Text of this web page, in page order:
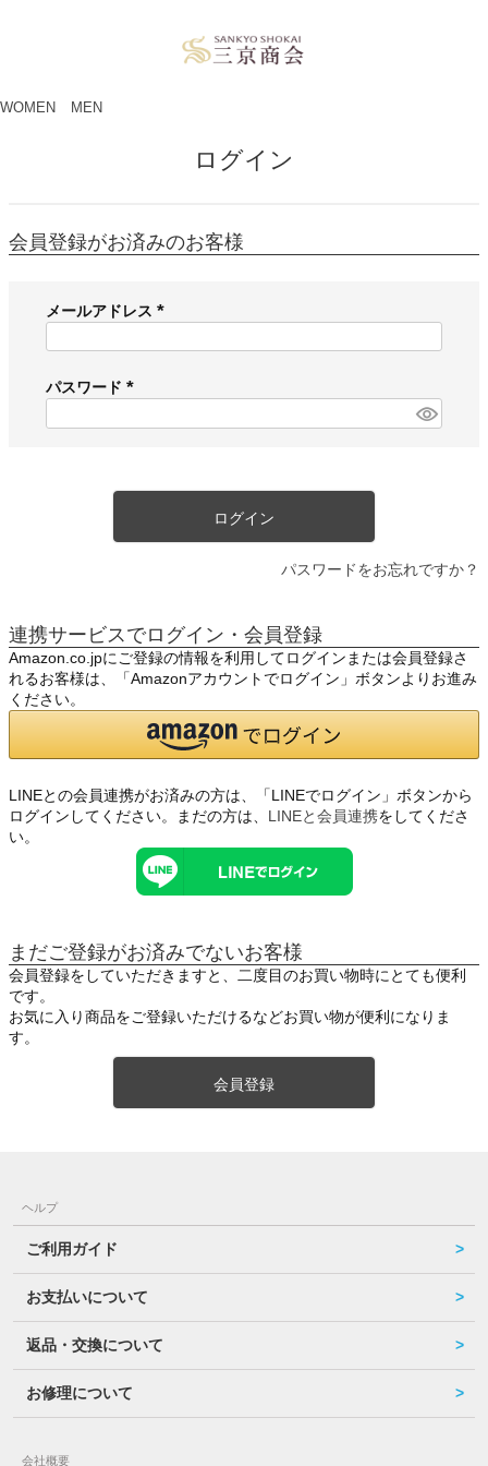
WOMEN MEN
ログイン
会員登録がお済みのお客様
メールアドレス
必
)
パスワード
必
ログイン
パスワードをお忘れですか？
連携サービスでログイン・会員登録
Amazon.co.jpにご登録の情報を利用してログインまたは会員登録さ
れるお客様は、「Amazonアカウントでログイン」ボタンよりお進み
ください。
LINEとの会員連携がお済みの方は、「LINEでログイン」ボタンから
ログインしてください。まだの方は、 LINEと会員連携をしてくださ
い。
まだご登録がお済みでないお客様
会員登録をしていただきますと、二度目のお買い物時にとても便利
です。
お気に入り商品をご登録いただけるなどお買い物が便利になりま
す。
会員登録
ヘルプ
ご利用ガイド
お支払いについて
返品・交換について
お修理について
会社概要